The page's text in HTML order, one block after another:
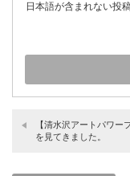
日本語が含まれない投
【清水沢アートパワ
を見てきました。